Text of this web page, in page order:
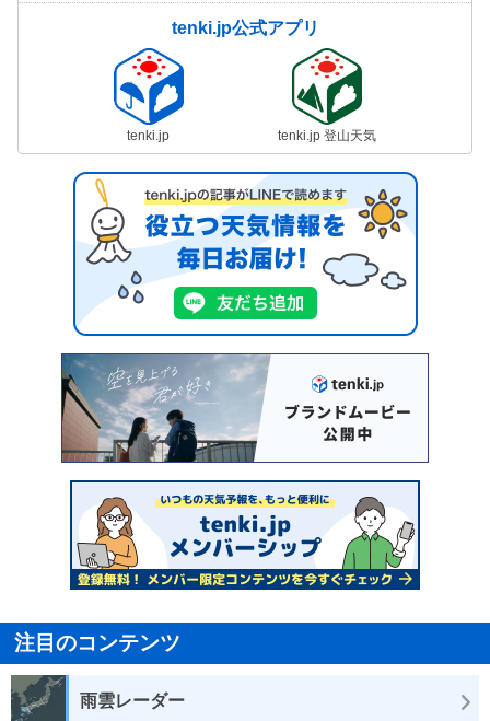
tenki.jp公式アプリ
tenki.jp tenki.jp 登山天気
注目のコンテンツ
雨雲レーダー